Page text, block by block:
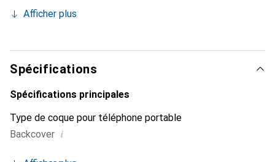
et indispensable pour votre smartphone. Reconnaître
marque Noreve est un choix sûr pour une clientèle
exigeante.
Afficher plus
Spécifications
Spécifications principales
Type de coque pour téléphone portable
Backcover i